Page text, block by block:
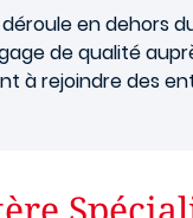
déroule en dehors
de qualité
à rejoindre des